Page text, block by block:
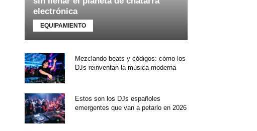
electrónica
EQUIPAMIENTO
Mezclando beats y códigos: cómo los
DJs reinventan la música moderna
Estos son los DJs españoles
emergentes que van a petarlo en 2026